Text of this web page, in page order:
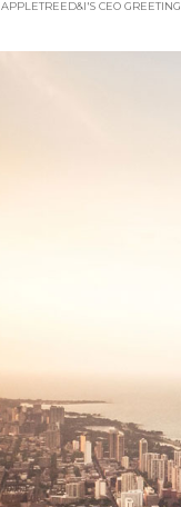
APPLETREED&I'S CEO GREETING